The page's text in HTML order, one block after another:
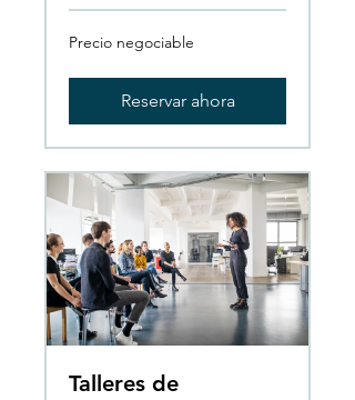
Precio
negociable
Precio negociable
Reservar ahora
Talleres de